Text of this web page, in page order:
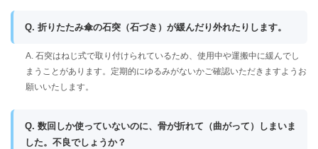
Q. 折りたたみ傘の石突（石づき）が緩んだり外れたりします。
A. 石突はねじ式で取り付けられているため、使用中や運搬中に緩んでし
まうことがあります。定期的にゆるみがないかご確認いただきますようお
願いいたします。
Q. 数回しか使っていないのに、骨が折れて（曲がって）しまいま
した。不良でしょうか？